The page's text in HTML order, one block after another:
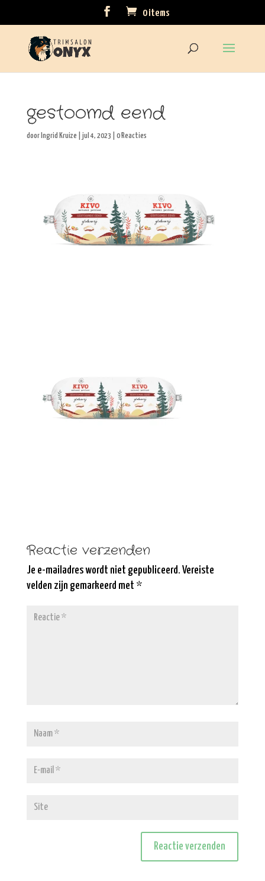
0 items
gestoomd eend
door Ingrid Kruize jul 4, 2023 0 Reacties
Reactie verzenden
Je e-mailadres wordt niet gepubliceerd. Vereiste
velden zijn gemarkeerd met *